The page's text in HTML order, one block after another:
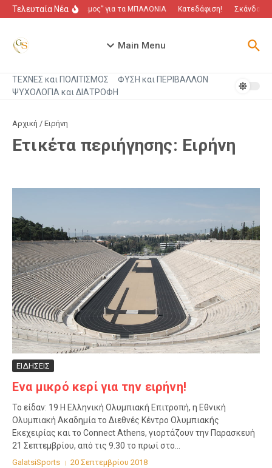
Μετάβαση στο περιεχόμενο
Τελευταία Νέα“Πόλεμος” για τα ΜΠΑΛΟΝΙΑ Κατεδάφιση! Σκάνδαλο
Main Menu
ΤΕΧΝΕΣ και ΠΟΛΙΤΙΣΜΟΣ
ΦΥΣΗ και ΠΕΡΙΒΑΛΛΟΝ
ΨΥΧΟΛΟΓΙΑ και ΔΙΑΤΡΟΦΗ
Αρχική / Ειρήνη
Ετικέτα περιήγησης: Ειρήνη
ΕΙΔΗΣΕΙΣ
Eνα μικρό κερί για την ειρήνη!
Το είδαν: 19 Η Ελληνική Ολυμπιακή Επιτροπή, η Εθνική
Ολυμπιακή Ακαδημία το Διεθνές Κέντρο Ολυμπιακής
Εκεχειρίας και το Connect Athens, γιορτάζουν την Παρασκευή
21 Σεπτεμβρίου, από τις 9.30 το πρωί στο...
GalatsiSports 20 Σεπτεμβρίου 2018